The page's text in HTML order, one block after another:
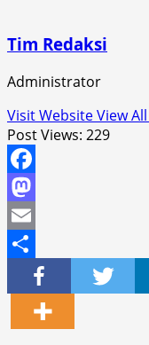
Tim Redaksi
Administrator
Visit WebsiteView
Post Views: 229
Facebook
Mastodon
Email
Share